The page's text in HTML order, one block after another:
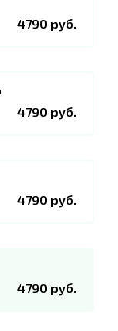
4790 руб.
4790 руб.
4790 руб.
4790 руб.